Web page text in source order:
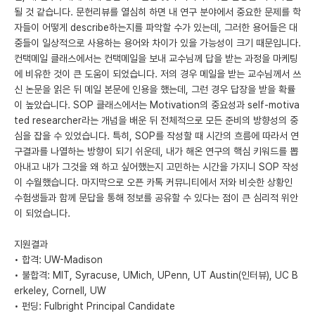
될 것 같습니다. 문헌리뷰를 열심히 하면 내 연구 분야에서 중요한 문제를 학
자들이 어떻게 describe하는지를 파악할 수가 있는데, 그러한 용어들은 대
중들이 일상적으로 사용하는 용어와 차이가 있을 가능성이 크기 때문입니다.
컨택메일 클래스에서는 컨택메일을 보내 교수님께 답을 받는 과정을 마케팅
에 비유한 것이 큰 도움이 되었습니다. 저의 경우 메일을 받는 교수님께서 쓰
신 논문을 읽은 뒤 메일 본문에 인용을 했는데, 그런 경우 답장을 받을 확률
이 높았습니다. SOP 클래스에서는 Motivation의 중요성과 self-motiva
ted researcher라는 개념을 배운 뒤 전체적으로 모든 준비의 방향성의 중
심을 잡을 수 있었습니다. 특히, SOP를 작성할 때 시간의 흐름에 따라서 연
구결과를 나열하는 방향이 되기 쉬운데, 내가 해온 연구의 핵심 키워드를 뽑
아내고 내가 그것을 왜 하고 싶어했는지 고민하는 시간을 가지니 SOP 작성
이 수월했습니다. 마지막으로 오픈 카톡 커뮤니티에서 저와 비슷한 상황인
수험생들과 함께 문답을 통해 정보를 공유할 수 있다는 점이 큰 심리적 위안
이 되었습니다.
지원결과
• 합격: UW-Madison
• 불합격: MIT, Syracuse, UMich, UPenn, UT Austin(인터뷰), UC B
erkeley, Cornell, UW
• 펀딩: Fulbright Principal Candidate